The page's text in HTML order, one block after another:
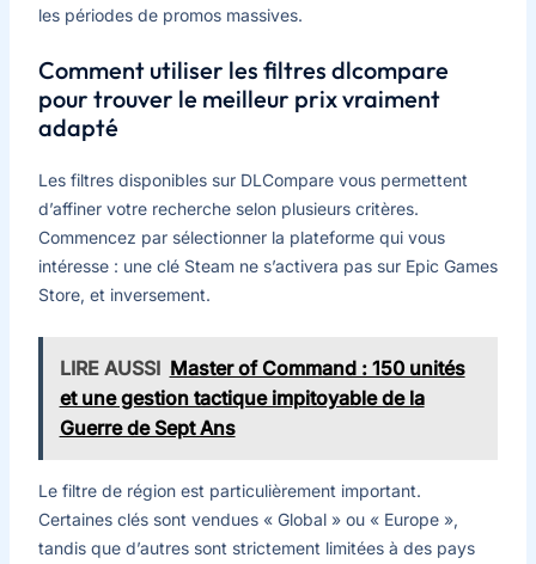
les périodes de promos massives.
Comment utiliser les filtres dlcompare
pour trouver le meilleur prix vraiment
adapté
Les filtres disponibles sur DLCompare vous permettent
d’affiner votre recherche selon plusieurs critères.
Commencez par sélectionner la plateforme qui vous
intéresse : une clé Steam ne s’activera pas sur Epic Games
Store, et inversement.
LIRE AUSSI Master of Command : 150 unités
et une gestion tactique impitoyable de la
Guerre de Sept Ans
Le filtre de région est particulièrement important.
Certaines clés sont vendues « Global » ou « Europe »,
tandis que d’autres sont strictement limitées à des pays